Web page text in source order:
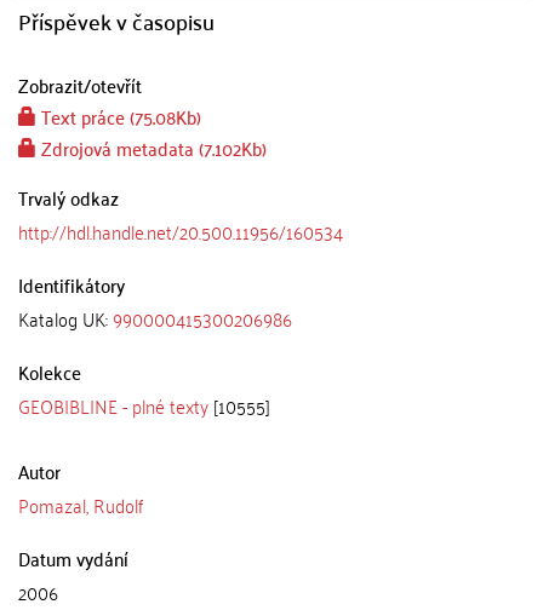
Příspěvek v časopisu
Zobrazit/otevřít
Text práce (75.08Kb)
Zdrojová metadata (7.102Kb)
Trvalý odkaz
http://hdl.handle.net/20.500.11956/160534
Identifikátory
Katalog UK:990000415300206986
Kolekce
GEOBIBLINE - plné texty[10555]
Autor
Pomazal, Rudolf
Datum vydání
2006